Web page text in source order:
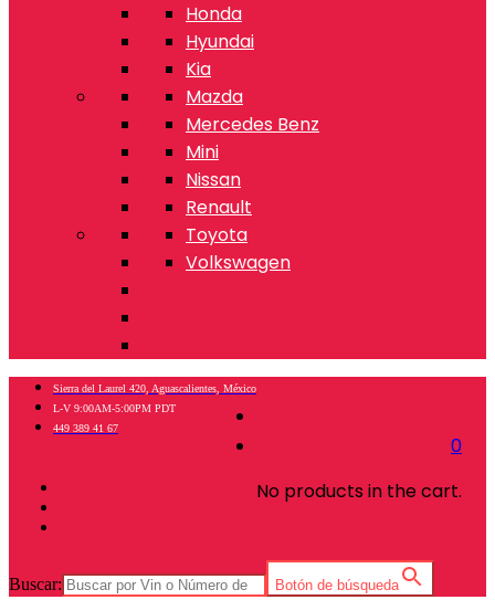
Honda
Hyundai
Kia
Mazda
Mercedes Benz
Mini
Nissan
Renault
Toyota
Volkswagen
0
No products in the cart.
Sierra del Laurel 420, Aguascalientes, México
L-V 9:00AM-5:00PM PDT
449 389 41 67
Buscar: Botón de búsqueda